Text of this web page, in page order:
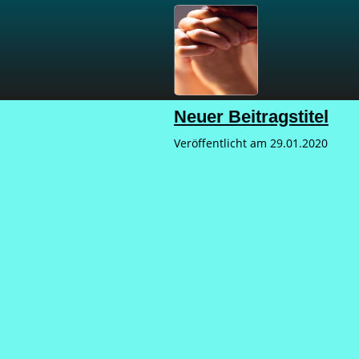
Neuer Beitragstitel
Veröffentlicht am 29.01.2020